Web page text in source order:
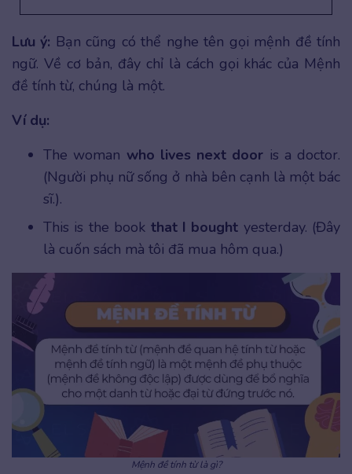
Lưu ý: Bạn cũng có thể nghe tên gọi mệnh đề tính
ngữ. Về cơ bản, đây chỉ là cách gọi khác của Mệnh
đề tính từ, chúng là một.
Ví dụ:
The woman who lives next door is a doctor.
(Người phụ nữ sống ở nhà bên cạnh là một bác
sĩ.).
This is the book that I bought yesterday. (Đây
là cuốn sách mà tôi đã mua hôm qua.)
Mệnh đề tính từ là gì?